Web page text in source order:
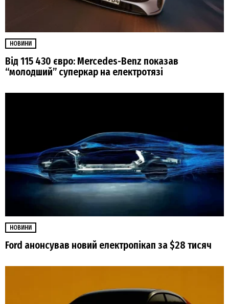
НОВИНИ
Від 115 430 євро: Mercedes-Benz показав
“молодший” суперкар на електротязі
НОВИНИ
Ford анонсував новий електропікап за $28 тисяч